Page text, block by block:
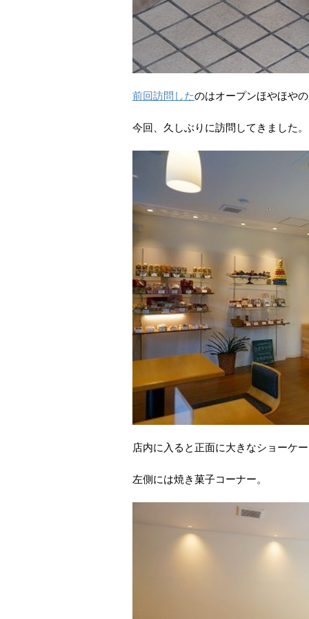
前回訪問したのはオープンほやほや
今回、久しぶりに訪問してきました。
店内に入ると正面に大きなショーケ
左側には焼き菓子コーナー。